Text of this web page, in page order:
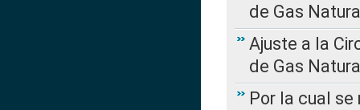
de Gas
Ajuste a la
de Gas
Por la cual se